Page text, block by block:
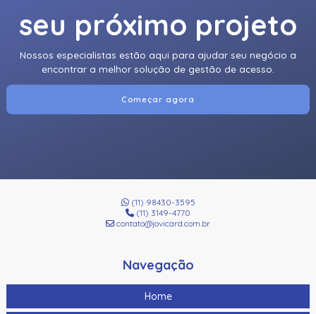
seu próximo projeto
Nossos especialistas estão aqui para ajudar seu negócio a
encontrar a melhor solução de gestão de acesso.
Começar agora
(11) 98430-3595
(11) 3149-4770
contato@jovicard.com.br
Navegação
Home